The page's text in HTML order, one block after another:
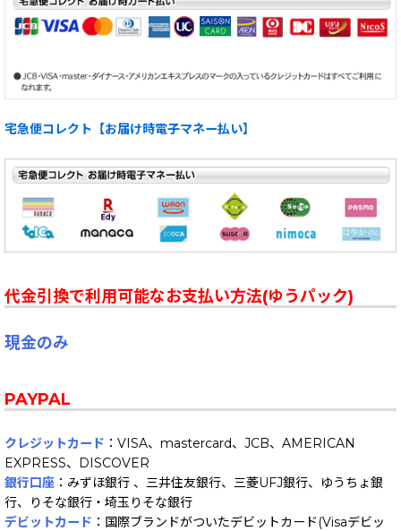
宅急便コレクト【お届け時電子マネー払い】
代金引換で利用可能なお支払い方法(ゆうパック)
現金のみ
PAYPAL
クレジットカード ：VISA、mastercard、JCB、AMERICAN
EXPRESS、DISCOVER
銀行口座 ：みずほ銀行 、三井住友銀行、三菱UFJ銀行、ゆうちょ銀
行、りそな銀行・埼玉りそな銀行
デビットカード ：国際ブランドがついたデビットカード(Visaデビッ